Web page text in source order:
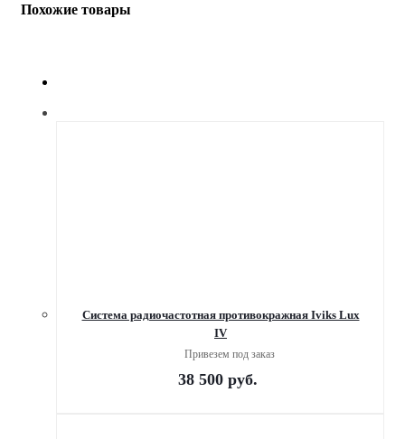
Похожие товары
Система радиочастотная противокражная Iviks Lux
IV
Привезем под заказ
38 500руб.